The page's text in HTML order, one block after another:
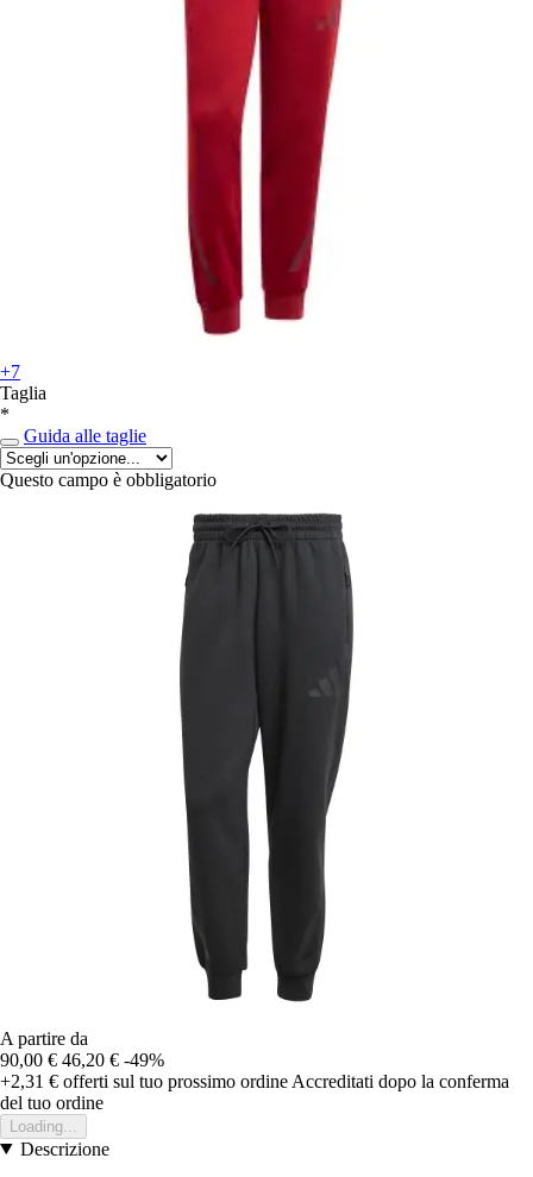
+7
Taglia
*
Guida alle taglie
Questo campo è obbligatorio
A partire da
90,00 € 46,20 € -49%
+2,31 € offerti sul tuo prossimo ordine Accreditati dopo la conferma
del tuo ordine
Loading...
Descrizione